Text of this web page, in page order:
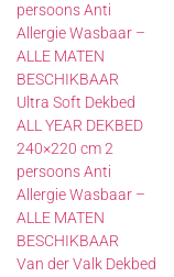
persoons Anti
Allergie Wasbaar –
ALLE MATEN
BESCHIKBAAR
Ultra Soft Dekbed
ALL YEAR DEKBED
240×220 cm 2
persoons Anti
Allergie Wasbaar –
ALLE MATEN
BESCHIKBAAR
Van der Valk Dekbed